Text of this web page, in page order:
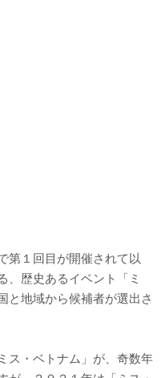
第１回目が開催されて以
、歴史あるイベント「ミ
と地域から候補者が選出さ
ス・ベトナム」が、奇数年